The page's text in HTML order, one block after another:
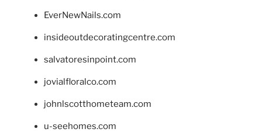
EverNewNails.com
insideoutdecoratingcentre.com
salvatoresinpoint.com
jovialfloralco.com
johnlscotthometeam.com
u-seehomes.com